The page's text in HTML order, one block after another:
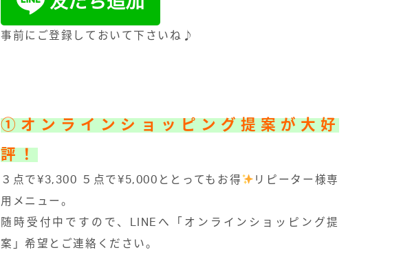
事前にご登録しておいて下さいね♪
①オンラインショッピング提案が大好
評！
３点で¥3,300 ５点で¥5,000ととってもお得
リピーター様専
用メニュー。
随時受付中ですので、LINEへ「オンラインショッピング提
案」希望とご連絡ください。